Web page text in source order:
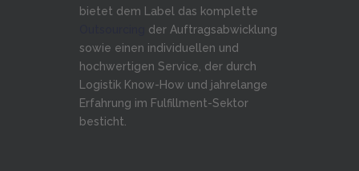
bietet dem Label das komplette
der Auftragsabwicklung
sowie einen individuellen und
hochwertigen Service, der durch
Logistik Know-How und jahrelange
Erfahrung im Fulfillment-Sektor
besticht.